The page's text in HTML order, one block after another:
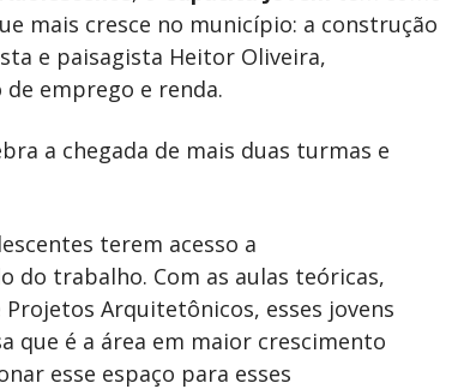
mais cresce no município: a construção
e paisagista Heitor Oliveira,
emprego e renda.
a chegada de mais duas turmas e
terem acesso a
do trabalho. Com as aulas teóricas,
Arquitetônicos, esses jovens
que é a área em maior crescimento
esse espaço para esses